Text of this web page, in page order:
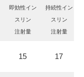
即効性イン
スリン
注射量
持続性イン
スリン
注射量
15 17